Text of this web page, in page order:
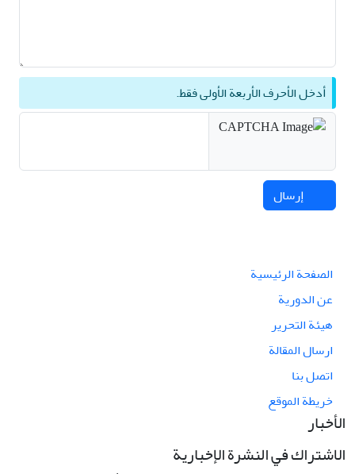
أدخل الأحرف الأربعة الأولى فقط.
إرسال
الصفحة الرئيسية
عن الدورية
هيئة التحرير
ارسال المقالة
اتصل بنا
خريطة الموقع
الأخبار
الاشتراك في النشرة الإخبارية